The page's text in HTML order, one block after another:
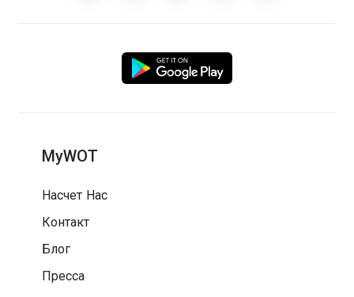
MyWOT
Насчет Нас
Контакт
Блог
Пресса